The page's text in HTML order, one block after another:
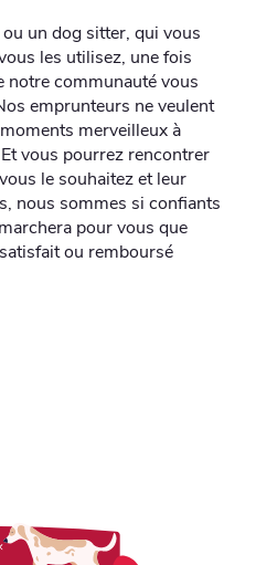
un dog sitter, qui vous
les utilisez, une fois
notre communauté vous
emprunteurs ne veulent
merveilleux à
vous pourrez rencontrer
le souhaitez et leur
nous sommes si confiants
pour vous que
ou remboursé